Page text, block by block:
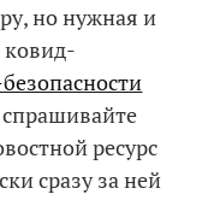
но нужная и
ковид-
ресурс
сразу за ней